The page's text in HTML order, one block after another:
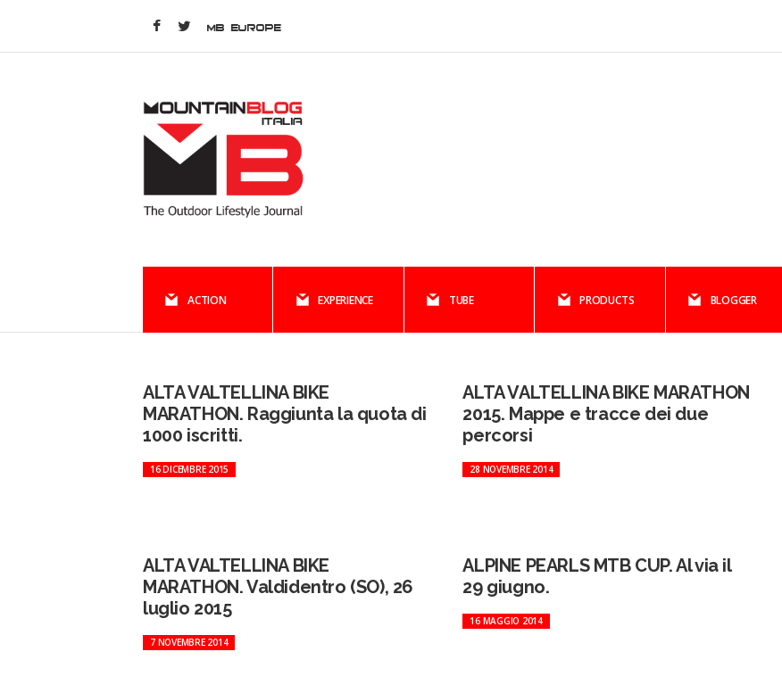
MB EUROPE
ACTION EXPERIENCE TUBE PRODUCTS BLOGGER
ALTA VALTELLINA BIKE
MARATHON. Raggiunta la quota di
1000 iscritti.
16 DICEMBRE 2015
ALTA VALTELLINA BIKE MARATHON
2015. Mappe e tracce dei due
percorsi
28 NOVEMBRE 2014
ALTA VALTELLINA BIKE
MARATHON. Valdidentro (SO), 26
luglio 2015
7 NOVEMBRE 2014
ALPINE PEARLS MTB CUP. Al via il
29 giugno.
16 MAGGIO 2014